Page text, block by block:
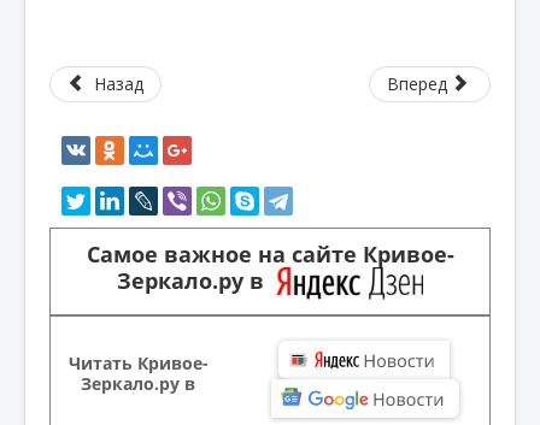
Назад Вперед
Самое важное на сайте Кривое-
Зеркало.ру в
Читать Кривое-
Зеркало.ру в